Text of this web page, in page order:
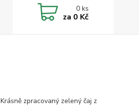
0ks
za 0 Kč
zpracovaný zelený čaj z